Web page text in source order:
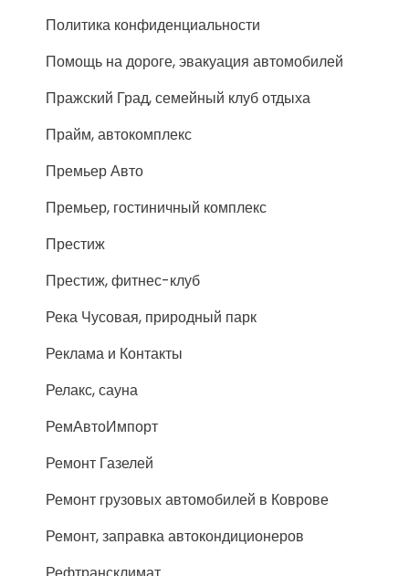
Политика конфиденциальности
Помощь на дороге, эвакуация автомобилей
Пражский Град, семейный клуб отдыха
Прайм, автокомплекс
Премьер Авто
Премьер, гостиничный комплекс
Престиж
Престиж, фитнес-клуб
Река Чусовая, природный парк
Реклама и Контакты
Релакс, сауна
РемАвтоИмпорт
Ремонт Газелей
Ремонт грузовых автомобилей в Коврове
Ремонт, заправка автокондиционеров